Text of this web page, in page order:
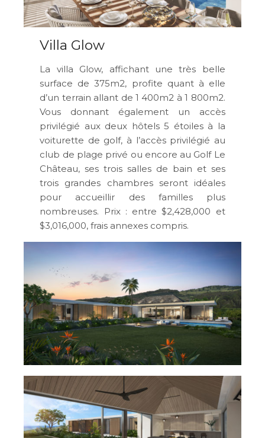
Villa Glow
La villa Glow, affichant une très belle
surface de 375m2, profite quant à elle
d’un terrain allant de 1 400m2 à 1 800m2.
Vous donnant également un accès
privilégié aux deux hôtels 5 étoiles à la
voiturette de golf, à l’accès privilégié au
club de plage privé ou encore au Golf Le
Château, ses trois salles de bain et ses
trois grandes chambres seront idéales
pour accueillir des familles plus
nombreuses. Prix : entre $2,428,000 et
$3,016,000, frais annexes compris.